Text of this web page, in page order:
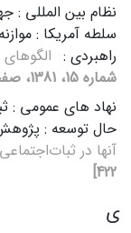
نظام بین المللی :
سلطه آمریکا :
راهبردی :
شماره 15، 1381، صفحه 152-158]
نهاد های عمومی :
حال توسعه :
آنها در
422]
ی